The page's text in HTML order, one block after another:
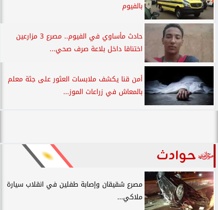
بالفيوم
حادث مأساوي في الفيوم.. مصرع 3 مزارعين
اختناقا داخل بلاعة صرف صحي...
أمن قنا يكشف ملابسات العثور على جثة معلم
بالمعاش في زراعات الموز...
حوادث
مصرع شقيقان وإصابة طفلين في انقلاب سيارة
ملاكي...